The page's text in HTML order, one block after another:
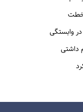
خطت
وابستگی
داشتی